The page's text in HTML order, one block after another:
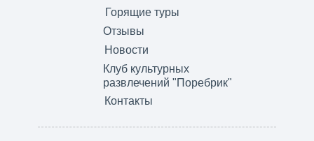
Клуб культурных
развлечений "Поребрик"
Отзывы
Горящие туры
Новости
Контакты